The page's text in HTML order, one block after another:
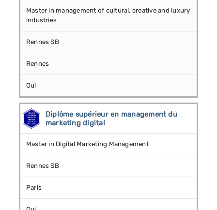
Master in management of cultural, creative and luxury
industries
Rennes SB
Rennes
Oui
Diplôme supérieur en management du
marketing digital
Master in Digital Marketing Management
Rennes SB
Paris